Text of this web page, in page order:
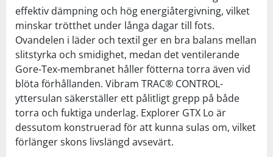
effektiv dämpning och hög energiåtergivning, vilket
minskar trötthet under långa dagar till fots.
Ovandelen i läder och textil ger en bra balans mellan
slitstyrka och smidighet, medan det ventilerande
Gore-Tex-membranet håller fötterna torra även vid
blöta förhållanden. Vibram TRAC® CONTROL-
yttersulan säkerställer ett pålitligt grepp på både
torra och fuktiga underlag. Explorer GTX Lo är
dessutom konstruerad för att kunna sulas om, vilket
förlänger skons livslängd avsevärt.